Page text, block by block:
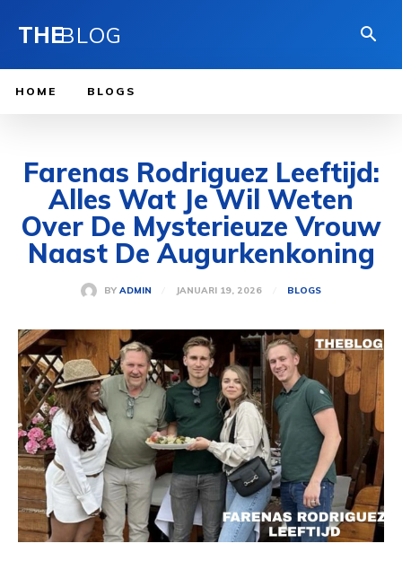
THEBLOG
HOME BLOGS
Farenas Rodriguez Leeftijd:
Alles Wat Je Wil Weten
Over De Mysterieuze Vrouw
Naast De Augurkenkoning
BY ADMIN JANUARI 19, 2026 BLOGS